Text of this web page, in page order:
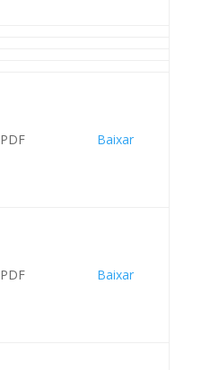
PDF Baixar
PDF Baixar